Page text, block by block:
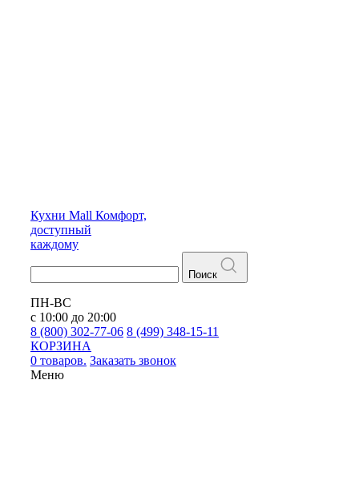
Кухни Mall Комфорт,
доступный
каждому
Поиск
ПН-ВС
с 10:00 до 20:00
8 (800) 302-77-06 8 (499) 348-15-11
КОРЗИНА
0 товаров. Заказать звонок
Меню